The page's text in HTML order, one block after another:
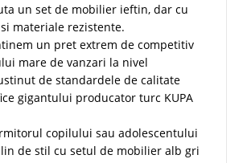
un set de mobilier ieftin, dar cu
materiale rezistente.
un pret extrem de competitiv
mare de vanzari la nivel
de standardele de calitate
gigantului producator turc KUPA
copilului sau adolescentului
de stil cu setul de mobilier alb gri